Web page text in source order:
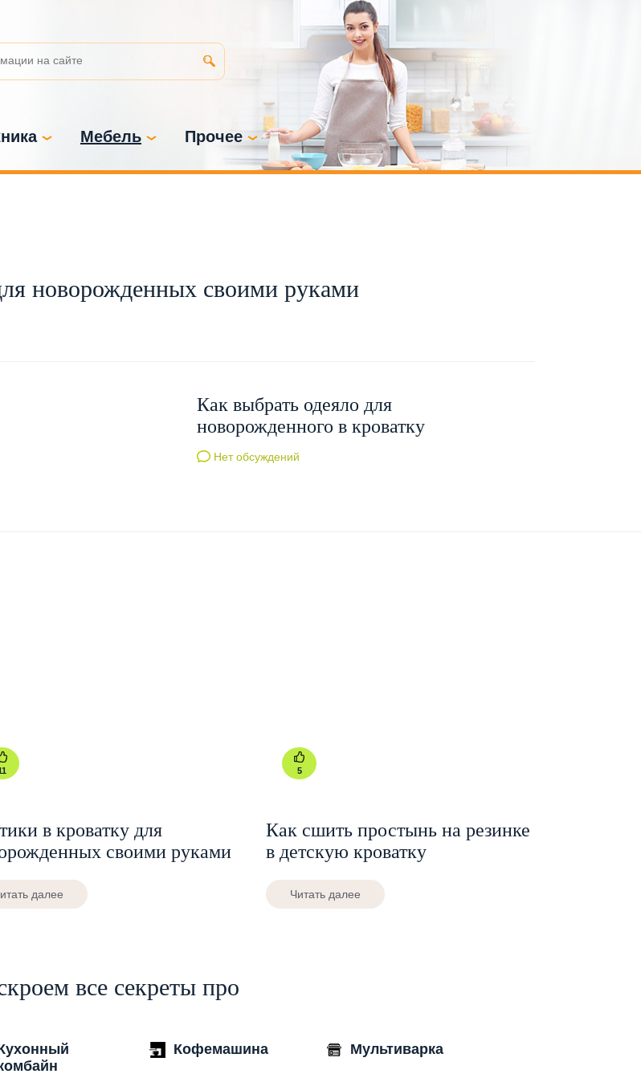
Мебель Прочее
новорожденных своими руками
Как выбрать одеяло для
новорожденного в кроватку
Нет обсуждений
в кроватку для
своими руками
далее
5
Как сшить простынь на резинке
в детскую кроватку
Читать далее
все секреты про
Кофемашина Мультиварка